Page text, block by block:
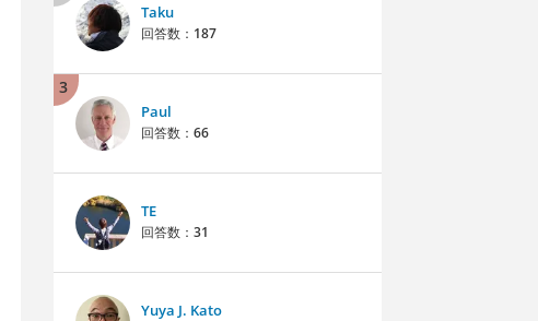
Taku
回答数： 187
3
Paul
回答数： 66
TE
回答数： 31
Yuya J. Kato